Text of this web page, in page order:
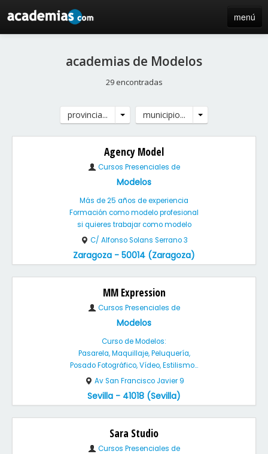
menú
iniciar sesión / registro de centros
academias de Modelos
29 encontradas
provincia... municipio...
Agency Model
Cursos Presenciales de
Modelos
Más de 25 años de experiencia
Formación como modelo profesional
si quieres trabajar como modelo
C/ Alfonso Solans Serrano 3
Zaragoza - 50014 (Zaragoza)
MM Expression
Cursos Presenciales de
Modelos
Curso de Modelos:
Pasarela, Maquillaje, Peluquería,
Posado Fotográfico, Vídeo, Estilismo...
Av San Francisco Javier 9
Sevilla - 41018 (Sevilla)
Sara Studio
Cursos Presenciales de